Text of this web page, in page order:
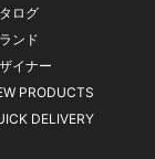
ログ
ンド
イナー
PRODUCTS
DELIVERY